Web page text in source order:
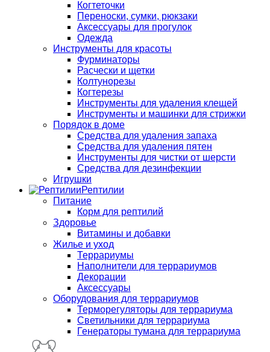
Когтеточки
Переноски, сумки, рюкзаки
Аксессуары для прогулок
Одежда
Инструменты для красоты
Фурминаторы
Расчески и щетки
Колтунорезы
Когтерезы
Инструменты для удаления клещей
Инструменты и машинки для стрижки
Порядок в доме
Средства для удаления запаха
Средства для удаления пятен
Инструменты для чистки от шерсти
Средства для дезинфекции
Игрушки
Рептилии
Питание
Корм для рептилий
Здоровье
Витамины и добавки
Жилье и уход
Террариумы
Наполнители для террариумов
Декорации
Аксессуары
Оборудования для террариумов
Терморегуляторы для террариума
Светильники для террариума
Генераторы тумана для террариума